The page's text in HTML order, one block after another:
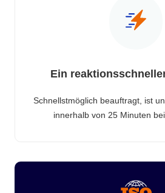
Ein
Schnellstmöglich beauftragt, ist
innerhalb von 25 Minuten